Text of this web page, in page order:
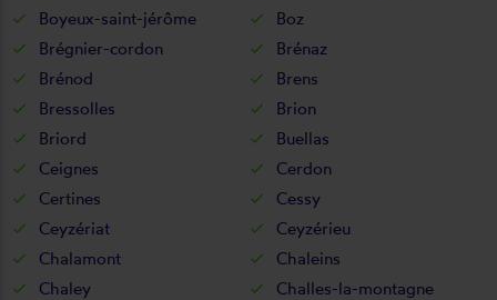
Boyeux-saint-jérôme
Boz
Brégnier-cordon
Brénaz
Brénod
Brens
Bressolles
Brion
Briord
Buellas
Ceignes
Cerdon
Certines
Cessy
Ceyzériat
Ceyzérieu
Chalamont
Chaleins
Chaley
Challes-la-montagne